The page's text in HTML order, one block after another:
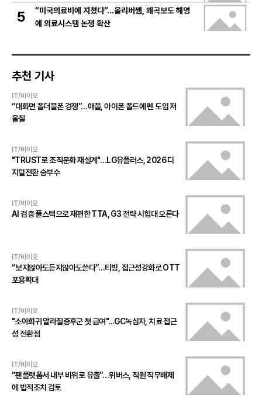
5
“미국의료비에 지쳤다”…올리버쌤, 왜곡보도 해명
에 의료시스템 논쟁 확산
추천 기사
IT/바이오
“대화면 폴더블폰 경쟁”…애플, 아이폰 폴드에 펜 도입 저
울질
IT/바이오
"TRUST로 조직문화 재설계"…LG유플러스, 2026 디
지털전환 승부수
IT/바이오
AI 검증 풀스택으로 재편한 TTA, G3 전략 시험대 오른다
IT/바이오
“보지않아도듣지않아도쓴다”…티빙, 접근성강화로 OTT
포용확대
IT/바이오
"소아희귀 알라질증후군 첫 급여"...GC녹십자, 치료 접근
성 전환점
IT/바이오
“팬플랫폼서 내부 비위로 유출”…위버스, 직원 직무배제
에 법적조치 검토